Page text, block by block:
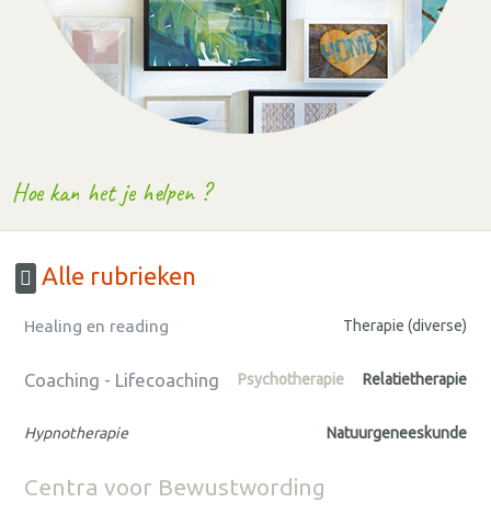
Hoe kan het je helpen ?
Alle rubrieken
Healing en reading Therapie (diverse)
Coaching - Lifecoaching Psychotherapie Relatietherapie
Hypnotherapie Natuurgeneeskunde
Centra voor Bewustwording